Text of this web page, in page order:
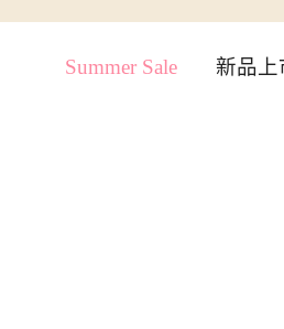
Summer Sale 新品上